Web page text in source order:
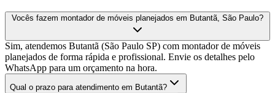
Vocês fazem montador de móveis planejados em Butantã, São Paulo?
Sim, atendemos Butantã (São Paulo SP) com montador de móveis
planejados de forma rápida e profissional. Envie os detalhes pelo
WhatsApp para um orçamento na hora.
Qual o prazo para atendimento em Butantã?